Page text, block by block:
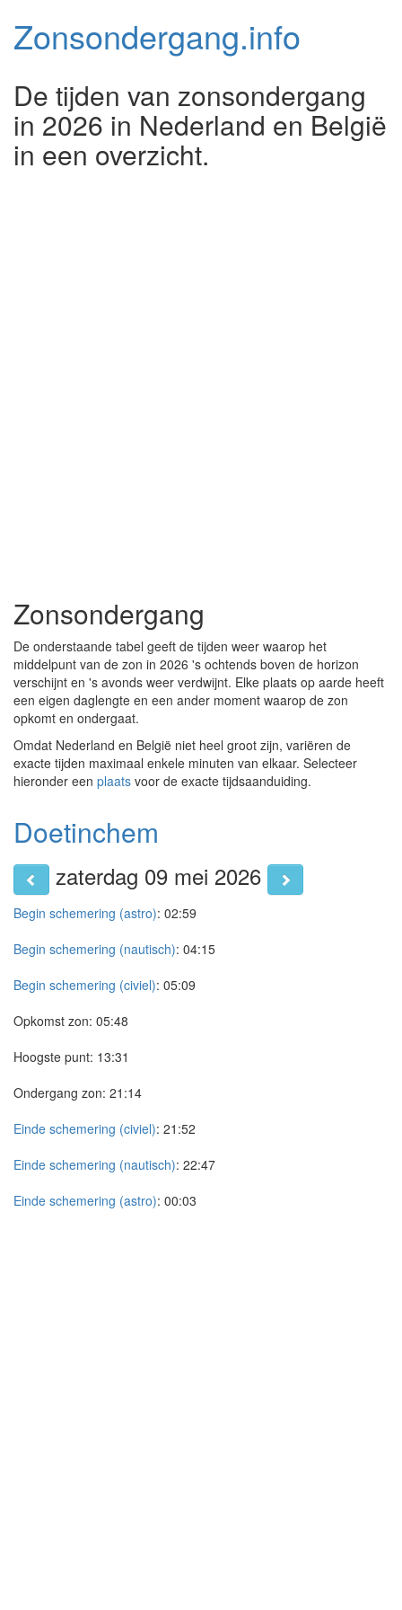
Zonsondergang.info
De tijden van zonsondergang
in 2026 in Nederland en België
in een overzicht.
Zonsondergang
De onderstaande tabel geeft de tijden weer waarop het
middelpunt van de zon in 2026 's ochtends boven de horizon
verschijnt en 's avonds weer verdwijnt. Elke plaats op aarde heeft
een eigen daglengte en een ander moment waarop de zon
opkomt en ondergaat.
Omdat Nederland en België niet heel groot zijn, variëren de
exacte tijden maximaal enkele minuten van elkaar. Selecteer
hieronder een plaats voor de exacte tijdsaanduiding.
Doetinchem
zaterdag 09 mei 2026
Begin schemering (astro): 02:59
Begin schemering (nautisch): 04:15
Begin schemering (civiel): 05:09
Opkomst zon: 05:48
Hoogste punt: 13:31
Ondergang zon: 21:14
Einde schemering (civiel): 21:52
Einde schemering (nautisch): 22:47
Einde schemering (astro): 00:03